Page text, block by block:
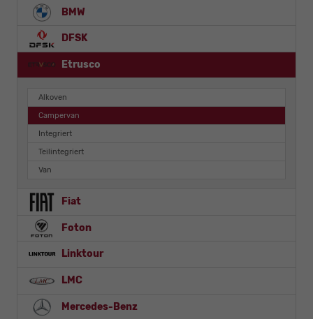
BMW
DFSK
Etrusco
Alkoven
Campervan
Integriert
Teilintegriert
Van
Fiat
Foton
Linktour
LMC
Mercedes-Benz